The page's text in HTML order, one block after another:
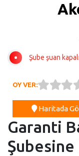
Şube şuan kapalı
OY VER:
Haritada
Garanti
Şubesine